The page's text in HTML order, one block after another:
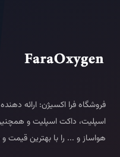
فروشگاه فرا اکسیژن: ارائه
اسپلیت، داکت اسپلیت و
هواساز و ... را با بهترین قیمت